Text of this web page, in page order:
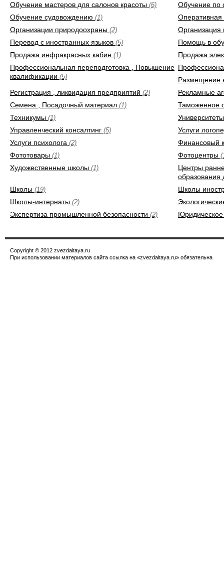
Обучение мастеров для салонов красоты (6)
Обучение по
Обучение судовождению (1)
Организации природоохраны (2)
Перевод с иностранных языков (5)
Помощь в
Продажа инфракрасных кабин (1)
Продажа
Профессиональная переподготовка , Повышение
квалификации (5)
Размещение
Регистрация , ликвидация предприятий (2)
Рекламные
Семена , Посадочный материал (1)
Таможенное
Техникумы (1)
Управленческий консалтинг (5)
Услуги
Услуги психолога (2)
Финансовый
Фототовары (1) Фотоцентры
Художественные школы (1)
Центры
образования
Школы (19)
Школы
Школы-интернаты (2)
Экспертиза промышленной безопасности (2)
Copyright © 2012 zvezdaltaya.ru
При использовании материалов сайта ссылка на «zvezdaltaya.ru» обязательна